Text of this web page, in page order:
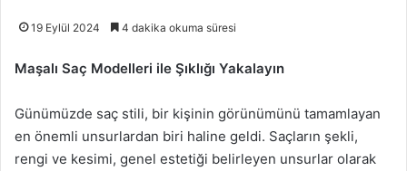
19 Eylül 2024 4 dakika okuma süresi
Maşalı Saç Modelleri ile Şıklığı Yakalayın
Günümüzde saç stili, bir kişinin görünümünü tamamlayan
en önemli unsurlardan biri haline geldi. Saçların şekli,
rengi ve kesimi, genel estetiği belirleyen unsurlar olarak